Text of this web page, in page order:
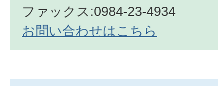
ファックス:0984-23-4934
お問い合わせはこちら